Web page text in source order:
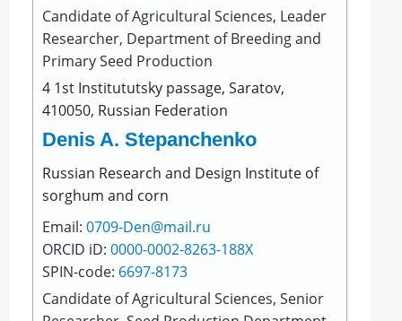
Сandidate of Agricultural Sciences, Leader
Researcher, Department of Breeding and
Primary Seed Production
4 1st Institututsky passage, Saratov,
410050, Russian Federation
Denis A. Stepanchenko
Russian Rеsearch and Design Institutе of
sоrghum and cоrn
Email:0709-Den@mail.ru
ORCID iD:0000-0002-8263-188X
SPIN-code: 6697-8173
Сandidate of Agricultural Sciences, Senior